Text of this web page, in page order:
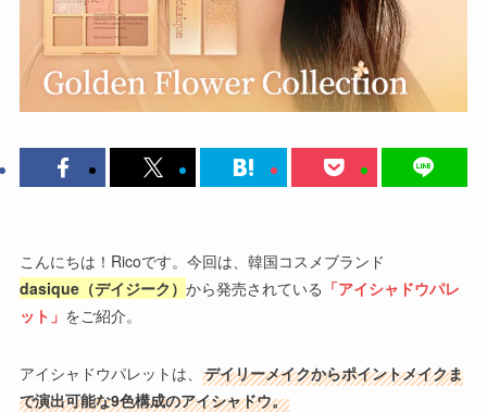
こんにちは！Ricoです。今回は、韓国コスメブランド
dasique（デイジーク） から発売されている 「アイシャドウパレ
ット」 をご紹介。
アイシャドウパレットは、 デイリーメイクからポイントメイクま
で演出可能な9色構成のアイシャドウ。